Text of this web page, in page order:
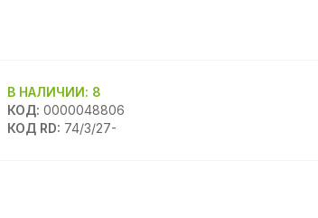
В НАЛИЧИИ: 8
КОД: 0000048806
КОД RD: 74/3/27-